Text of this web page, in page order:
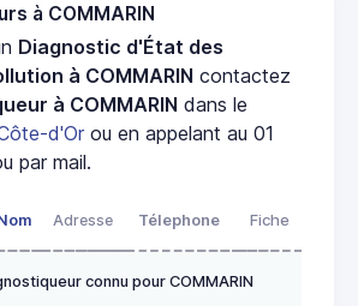
à COMMARIN
Diagnostic d'État des
à COMMARIN contactez
à COMMARIN dans le
d'Or ou en appelant au 01
par mail.
Adresse Télephone Fiche
connu pour COMMARIN